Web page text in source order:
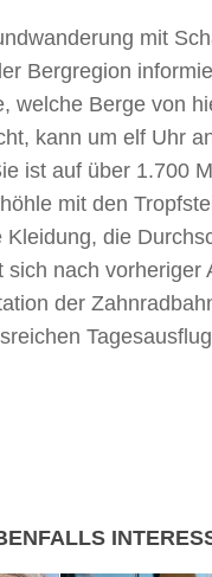
mit
Bergregion
welche Berge von
kann um elf Uhr
ist auf über 1.700
mit den
die
nach
der